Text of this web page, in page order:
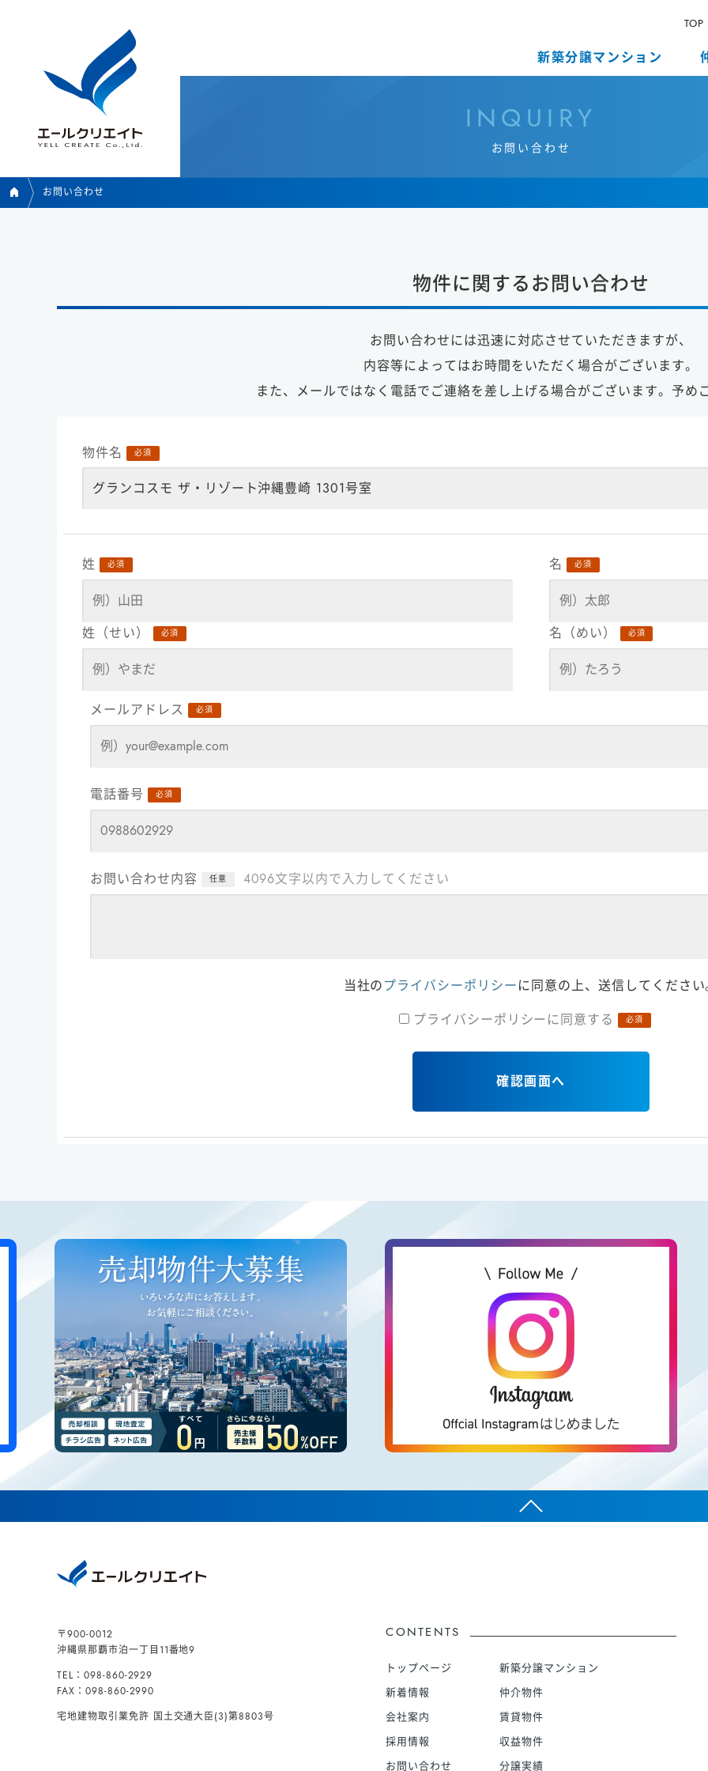
TOP
新築分譲マンション
お 問 い 合 わ せ
I N QU I RY
お問い合わせ
物件に関するお問い合わせ
お問い合わせには迅速に対応させていただきますが、
内容等によってはお時間をいただく場合がございます。
また、メールではなく電話でご連絡を差し上げる場合がございます。 予め
物件名 必須
グランコスモ ザ・リゾート沖縄豊崎 1301号室
姓 必須 名 必須
姓（せい） 必須 名（めい） 必須
メールアドレス 必須
電話番号 必須
お問い合わせ内容 任意 4096文字以内で入力してください
当社のプライバシーポリシーに同意の上、送信してくださ
プライバシーポリシーに同意する
必須
〒900-0012
沖縄県那覇市泊一丁目11番地9
TEL：098-860-2929
FAX：098-860-2990
宅地建物取引業免許 国土交通大臣(3)第8803号
CONTENTS
トップページ
新着情報
会社案内
採用情報
お問い合わせ
新築分譲マンション
仲介物件
賃貸物件
収益物件
分譲実績